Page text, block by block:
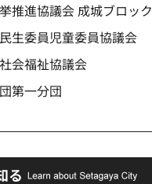
推進協議会 成城ブロック
生委員児童委員協議会
会福祉協議会
第一分団
る